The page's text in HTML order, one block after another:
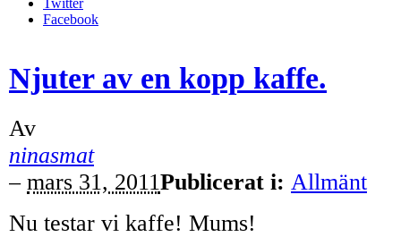
Twitter
Facebook
Njuter av en kopp kaffe.
Av
ninasmat
– mars 31, 2011Publicerat i: Allmänt
Nu testar vi kaffe! Mums!